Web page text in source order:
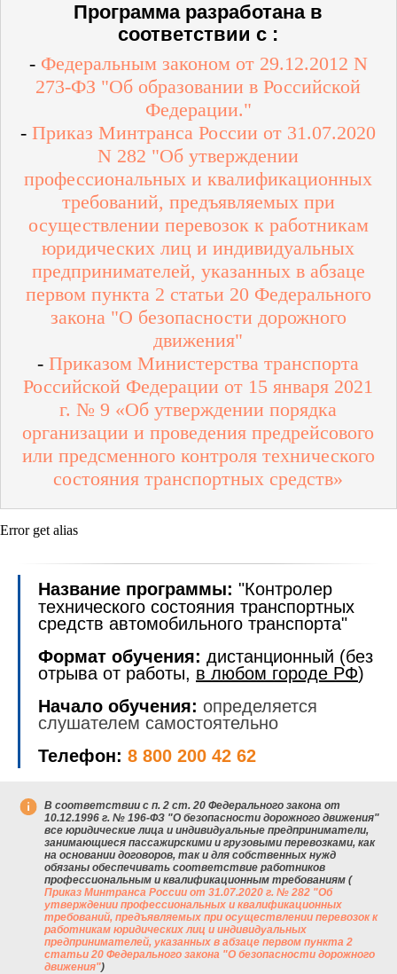
Программа разработана в
соответствии с :
- Федеральным законом от 29.12.2012 N
273-ФЗ "Об образовании в Российской
Федерации."
- Приказ Минтранса России от 31.07.2020
N 282 "Об утверждении
профессиональных и квалификационных
требований, предъявляемых при
осуществлении перевозок к работникам
юридических лиц и индивидуальных
предпринимателей, указанных в абзаце
первом пункта 2 статьи 20 Федерального
закона "О безопасности дорожного
движения"
- Приказом Министерства транспорта
Российской Федерации от 15 января 2021
г. № 9 «Об утверждении порядка
организации и проведения предрейсового
или предсменного контроля технического
состояния транспортных средств»
Error get alias
Название программы: "Контролер
технического состояния транспортных
средств автомобильного транспорта"
Формат обучения: дистанционный (без
отрыва от работы, в любом городе РФ)
Начало обучения: определяется
слушателем самостоятельно
Телефон: 8 800 200 42 62
В соответствии с п. 2 ст. 20 Федерального закона от
10.12.1996 г. № 196-ФЗ "О безопасности дорожного движения"
все юридические лица и индивидуальные предприниматели,
занимающиеся пассажирскими и грузовыми перевозками, как
на основании договоров, так и для собственных нужд
обязаны обеспечивать соответствие работников
профессиональным и квалификационным требованиям (
Приказ Минтранса России от 31.07.2020 г. № 282 "Об
утверждении профессиональных и квалификационных
требований, предъявляемых при осуществлении перевозок к
работникам юридических лиц и индивидуальных
предпринимателей, указанных в абзаце первом пункта 2
статьи 20 Федерального закона "О безопасности дорожного
движения")